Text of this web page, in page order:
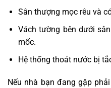
Sân thượng mọc rêu và
Vách tường bên dưới
mốc.
Hệ thống thoát nước bị
Nếu nhà bạn đang gặp